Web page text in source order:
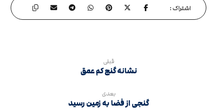
قبلی
نشانه گنج کم عمق
بعدی
گنجی از فضا به زمین رسید